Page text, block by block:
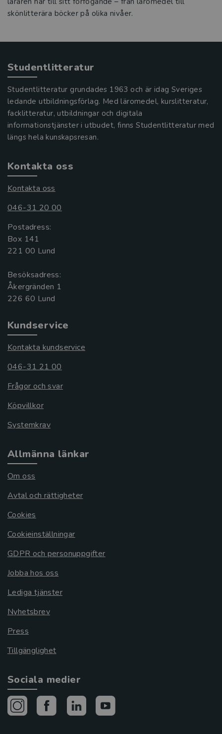
skönlitterära böcker på olika nivåer.
Studentlitteratur
Studentlitteratur grundades 1963 och är idag Sveriges
ledande utbildningsförlag. Med läromedel, kurslitteratur,
facklitteratur, utbildningar och digitala
informationstjänster i utbudet, finns Studentlitteratur med
längs hela kunskapsresan.
Kontakta oss
Kontakta oss
046-31 20 00
Postadress:
Box 141
221 00 Lund
Besöksadress:
Åkergränden 1
Kundservice
Kontakta kundservice
046-31 21 00
Frågor och svar
Köpvillkor
Systemkrav
Allmänna länkar
Om oss
Avtal och rättigheter
Cookies
Cookieinställningar
GDPR och personuppgifter
Jobba hos oss
Lediga tjänster
Nyhetsbrev
Press
Tillgänglighet
Sociala medier